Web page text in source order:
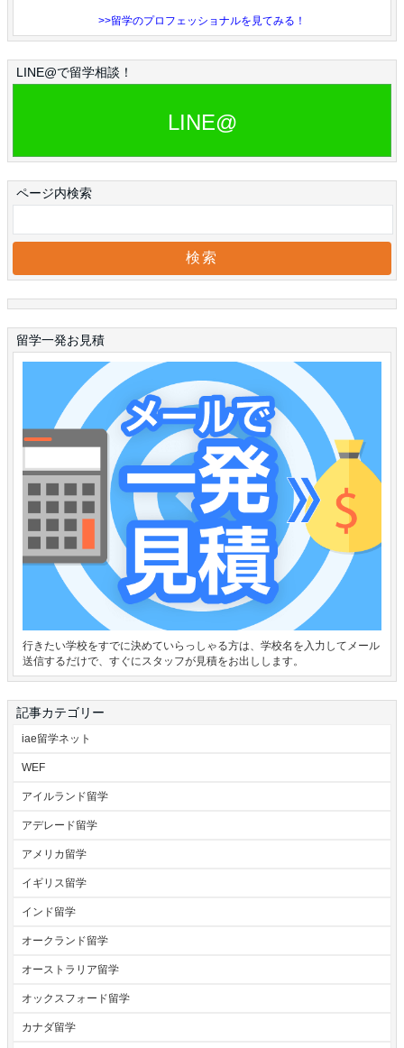
>>留学のプロフェッショナルを見てみる！
LINE@で留学相談！
LINE@
ページ内検索
留学一発お見積
行きたい学校をすでに決めていらっしゃる方は、学校名を入力してメール
送信するだけで、すぐにスタッフが見積をお出しします。
記事カテゴリー
iae留学ネット
WEF
アイルランド留学
アデレード留学
アメリカ留学
イギリス留学
インド留学
オークランド留学
オーストラリア留学
オックスフォード留学
カナダ留学